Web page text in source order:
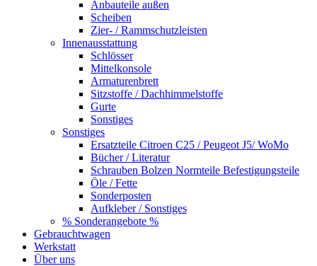
Anbauteile außen
Scheiben
Zier- / Rammschutzleisten
Innenausstattung
Schlösser
Mittelkonsole
Armaturenbrett
Sitzstoffe / Dachhimmelstoffe
Gurte
Sonstiges
Sonstiges
Ersatzteile Citroen C25 / Peugeot J5/ WoMo
Bücher / Literatur
Schrauben Bolzen Normteile Befestigungsteile
Öle / Fette
Sonderposten
Aufkleber / Sonstiges
% Sonderangebote %
Gebrauchtwagen
Werkstatt
Über uns